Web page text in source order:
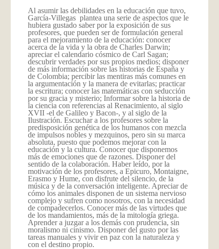
Al asumir las debilidades en la educación que tuvo,
García-Villegas plantea una serie de aspectos que le
hubiera gustado saber por la exposición de sus
profesores, que pueden ser de formulación general
para el mejoramiento de la educación: conocer
acerca de la vida y la obra de Charles Darwin;
apreciar el calendario cósmico de Carl Sagan;
descubrir verdades por sus propios medios; disponer
de más información sobre las historias de España y
de Colombia; percibir las mentiras más comunes en
la argumentación y la manera de evitarlas; practicar
la escritura; conocer las matemáticas con seducción
por su gracia y misterio; Informar sobre la historia de
la ciencia con referencias al Renacimiento, al siglo
XVII -el de Galileo y Bacon-, y al siglo de la
Ilustración. Escuchar a los profesores sobre la
predisposición genética de los humanos con mezcla
de impulsos nobles y mezquinos, pero sin su marca
absoluta, puesto que podemos mejorar con la
educación y la cultura. Conocer que disponemos
más de emociones que de razones. Disponer del
sentido de la colaboración. Haber leído, por la
motivación de los profesores, a Epicuro, Montaigne,
Erasmo y Hume, con disfrute del silencio, de la
música y de la conversación inteligente. Apreciar de
cómo los animales disponen de un sistema nervioso
complejo y sufren como nosotros, con la necesidad
de compadecerlos. Conocer más de las virtudes que
de los mandamientos, más de la mitología griega.
Aprender a juzgar a los demás con prudencia, sin
moralismo ni cinismo. Disponer del gusto por las
tareas manuales y vivir en paz con la naturaleza y
con el destino propio.